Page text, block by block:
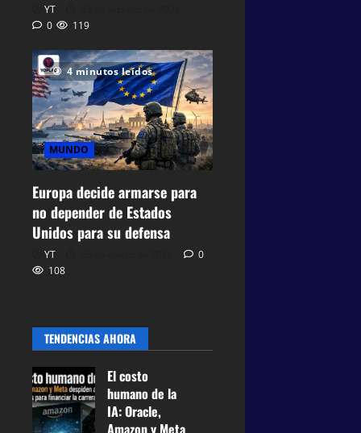
YT
0
119
4 minutos leídos
MUNDO
Europa decide armarse para
no depender de Estados
Unidos para su defensa
YT
0
108
TENDENCIAS AHORA
El costo
humano de la
IA: Oracle,
Amazon y Meta